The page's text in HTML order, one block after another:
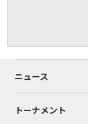
ニュース
トーナメント